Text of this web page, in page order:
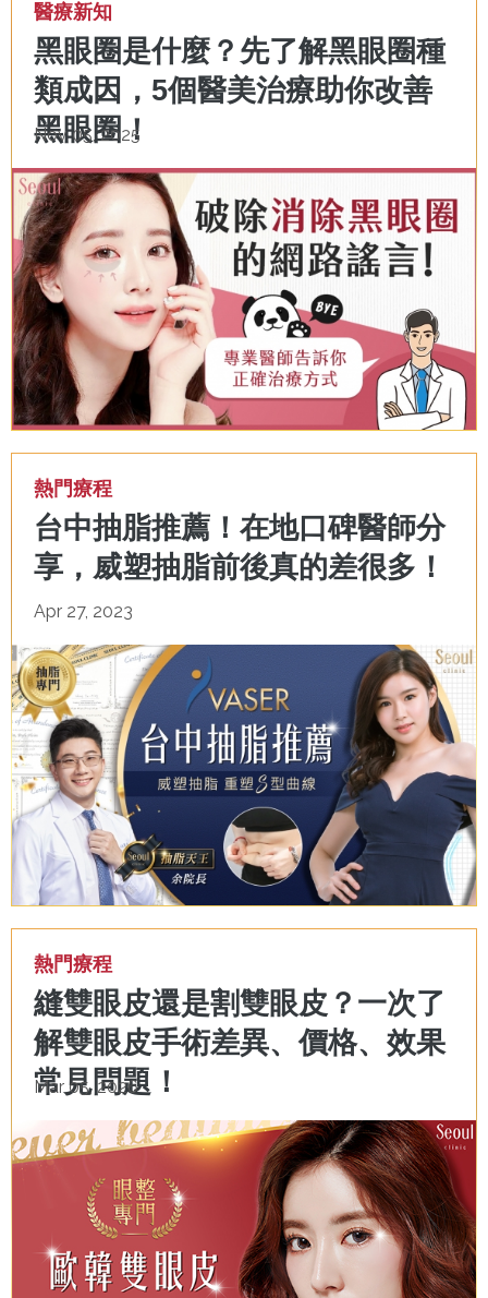
醫療新知
黑眼圈是什麼？先了解黑眼圈種
類成因，5個醫美治療助你改善
黑眼圈！
Nov 05, 2025
熱門療程
台中抽脂推薦！在地口碑醫師分
享，威塑抽脂前後真的差很多！
Apr 27, 2023
熱門療程
縫雙眼皮還是割雙眼皮？一次了
解雙眼皮手術差異、價格、效果
常見問題！
Mar 05, 2026